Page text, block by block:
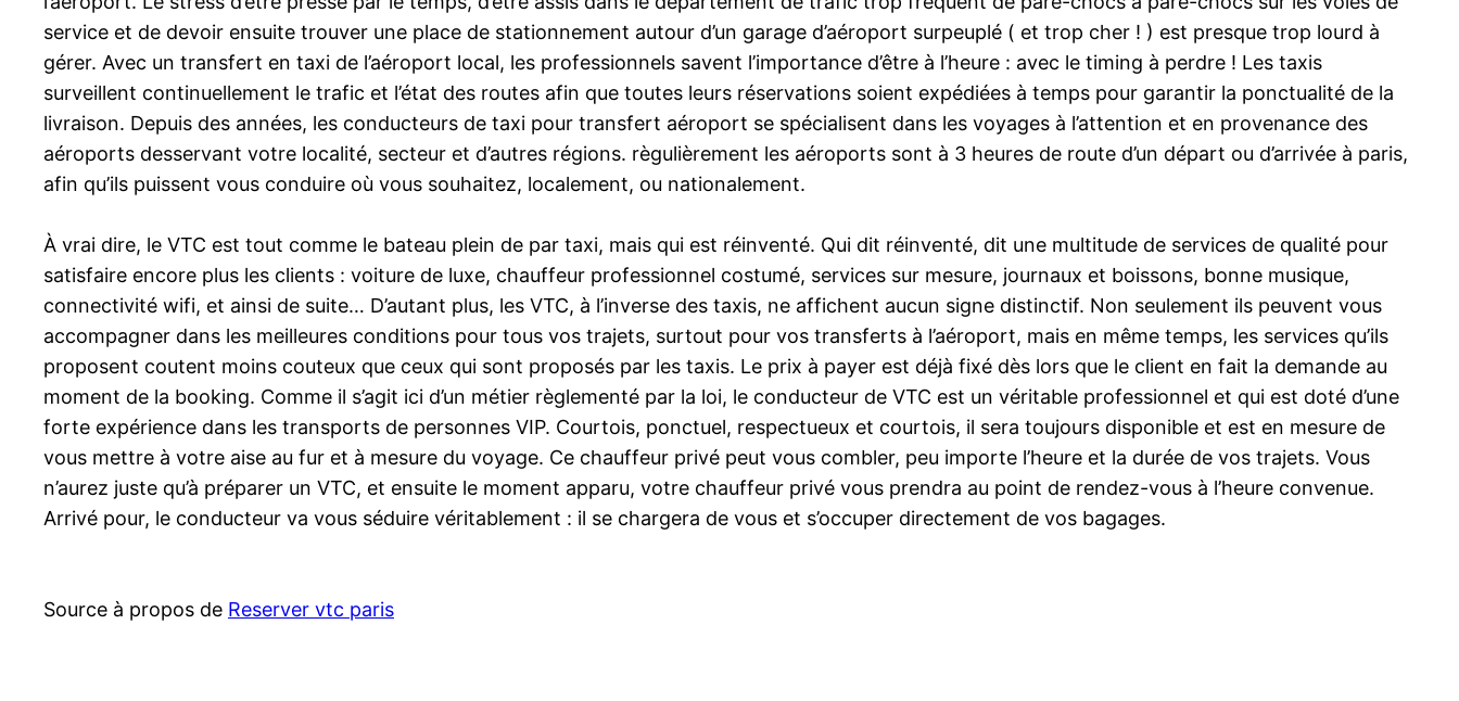
service et de devoir ensuite trouver une place de stationnement autour d’un garage d’aéroport surpeuplé ( et trop cher ! ) est presque trop lourd à
gérer. Avec un transfert en taxi de l’aéroport local, les professionnels savent l’importance d’être à l’heure : avec le timing à perdre ! Les taxis
surveillent continuellement le trafic et l’état des routes afin que toutes leurs réservations soient expédiées à temps pour garantir la ponctualité de la
livraison. Depuis des années, les conducteurs de taxi pour transfert aéroport se spécialisent dans les voyages à l’attention et en provenance des
aéroports desservant votre localité, secteur et d’autres régions. règulièrement les aéroports sont à 3 heures de route d’un départ ou d’arrivée à paris,
afin qu’ils puissent vous conduire où vous souhaitez, localement, ou nationalement.
À vrai dire, le VTC est tout comme le bateau plein de par taxi, mais qui est réinventé. Qui dit réinventé, dit une multitude de services de qualité pour
satisfaire encore plus les clients : voiture de luxe, chauffeur professionnel costumé, services sur mesure, journaux et boissons, bonne musique,
connectivité wifi, et ainsi de suite… D’autant plus, les VTC, à l’inverse des taxis, ne affichent aucun signe distinctif. Non seulement ils peuvent vous
accompagner dans les meilleures conditions pour tous vos trajets, surtout pour vos transferts à l’aéroport, mais en même temps, les services qu’ils
proposent coutent moins couteux que ceux qui sont proposés par les taxis. Le prix à payer est déjà fixé dès lors que le client en fait la demande au
moment de la booking. Comme il s’agit ici d’un métier règlementé par la loi, le conducteur de VTC est un véritable professionnel et qui est doté d’une
forte expérience dans les transports de personnes VIP. Courtois, ponctuel, respectueux et courtois, il sera toujours disponible et est en mesure de
vous mettre à votre aise au fur et à mesure du voyage. Ce chauffeur privé peut vous combler, peu importe l’heure et la durée de vos trajets. Vous
n’aurez juste qu’à préparer un VTC, et ensuite le moment apparu, votre chauffeur privé vous prendra au point de rendez-vous à l’heure convenue.
Arrivé pour, le conducteur va vous séduire véritablement : il se chargera de vous et s’occuper directement de vos bagages.
Source à propos de Reserver vtc paris